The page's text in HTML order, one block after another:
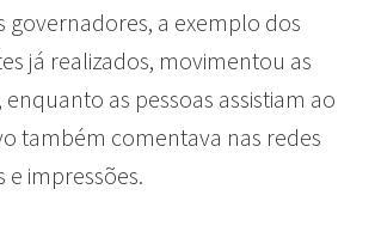
governadores, a exemplo dos
já realizados, movimentou as
enquanto as pessoas assistiam ao
também comentava nas redes
e impressões.